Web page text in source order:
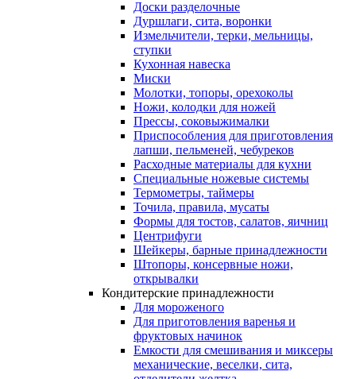
Доски разделочные
Дуршлаги, сита, воронки
Измельчители, терки, мельницы,
ступки
Кухонная навеска
Миски
Молотки, топоры, орехоколы
Ножи, колодки для ножей
Прессы, соковыжималки
Приспособления для приготовления
лапши, пельменей, чебуреков
Расходные материалы для кухни
Специальные ножевые системы
Термометры, таймеры
Точила, правила, мусаты
Формы для тостов, салатов, яичниц
Центрифуги
Шейкеры, барные принадлежности
Штопоры, консервные ножи,
открывалки
Кондитерские принадлежности
Для мороженого
Для приготовления варенья и
фруктовых начинок
Емкости для смешивания и миксеры
механические, веселки, сита,